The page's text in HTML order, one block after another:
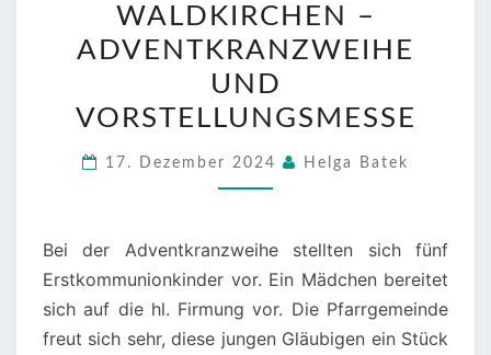
PFARRE
WALDKIRCHEN
–
ADVENTKRANZWEIHE
UND
VORSTELLUNGSMESSE
WALDKIRCHEN –
ADVENTKRANZWEIHE
UND
VORSTELLUNGSMESSE
17. Dezember 2024 Helga Batek
Bei der Adventkranzweihe stellten sich fünf
Erstkommunionkinder vor. Ein Mädchen bereitet
sich auf die hl. Firmung vor. Die Pfarrgemeinde
freut sich sehr, diese jungen Gläubigen ein Stück